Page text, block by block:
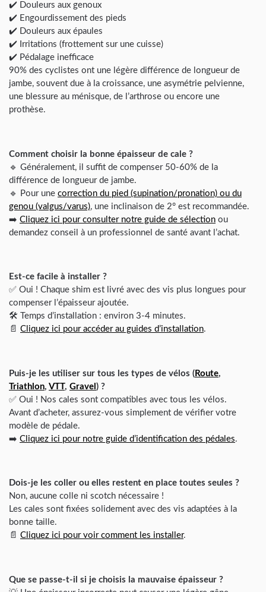
✔️ Douleurs aux genoux
✔️ Engourdissement des pieds
✔️ Douleurs aux épaules
✔️ Irritations (frottement sur une cuisse)
✔️ Pédalage inefficace
90% des cyclistes ont une légère différence de longueur de
jambe, souvent due à la croissance, une asymétrie pelvienne,
une blessure au ménisque, de l’arthrose ou encore une
prothèse.
Comment choisir la bonne épaisseur de cale ?
🔹 Généralement, il suffit de compenser 50-60% de la
différence de longueur de jambe.
🔹 Pour une correction du pied (supination/pronation) ou du
genou (valgus/varus), une inclinaison de 2° est recommandée.
➡️ Cliquez ici pour consulter notre guide de sélection ou
demandez conseil à un professionnel de santé avant l’achat.
Est-ce facile à installer ?
✅ Oui ! Chaque shim est livré avec des vis plus longues pour
compenser l’épaisseur ajoutée.
🛠️ Temps d’installation : environ 3-4 minutes.
📄 Cliquez ici pour accéder au guides d’installation.
Puis-je les utiliser sur tous les types de vélos ( Route,
Triathlon, VTT, Gravel ) ?
✅ Oui ! Nos cales sont compatibles avec tous les vélos.
Avant d’acheter, assurez-vous simplement de vérifier votre
modèle de pédale.
➡️ Cliquez ici pour notre guide d’identification des pédales.
Dois-je les coller ou elles restent en place toutes seules ?
Non, aucune colle ni scotch nécessaire !
Les cales sont fixées solidement avec des vis adaptées à la
bonne taille.
📄 Cliquez ici pour voir comment les installer.
Que se passe-t-il si je choisis la mauvaise épaisseur ?